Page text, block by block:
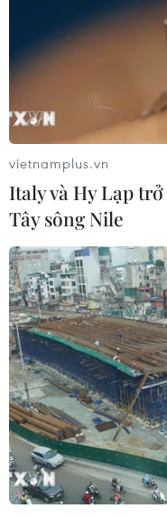
Cận cảnh Bỉ giành
thắng nghẹt thở trước
Nữ phóng viên bị fan
hôn tới tấp khi đang
truyền hình trực tiếp
01/07/2014 10:08
vietnamplus.vn
Italy và Hy Lạp
Tây sông Nile